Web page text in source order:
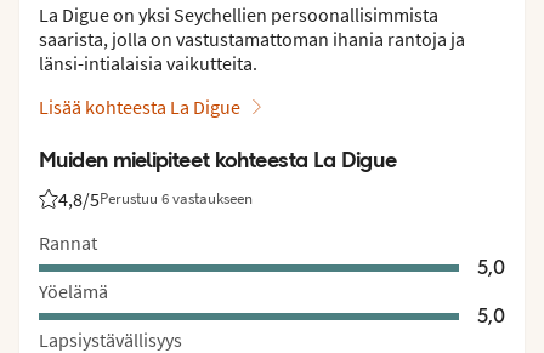
La Digue on yksi Seychellien persoonallisimmista
saarista, jolla on vastustamattoman ihania rantoja ja
länsi-intialaisia vaikutteita.
Lisää kohteesta La Digue
Muiden mielipiteet kohteesta La Digue
4,8/5Perustuu 6 vastaukseen
Asiakkaidemme arviot: 4.8/5
Rannat
5,0
Yöelämä
5,0
Lapsiystävällisyys